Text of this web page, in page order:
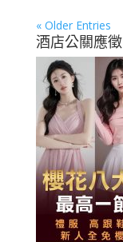
« Older Entries
酒店公關應徵